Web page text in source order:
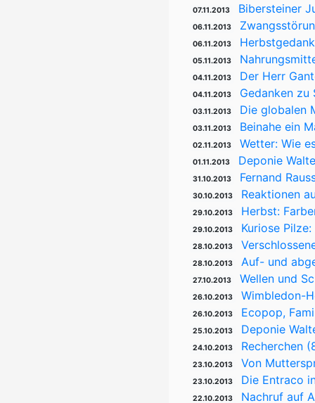
07.11.2013 Bibersteiner
06.11.2013
06.11.2013
05.11.2013
04.11.2013 Der Herr
04.11.2013 Gedanken zu
03.11.2013 Die globalen
03.11.2013 Beinahe ein
02.11.2013 Wetter: Wie
01.11.2013 Deponie
31.10.2013 Fernand
30.10.2013 Reaktionen
29.10.2013 Herbst:
29.10.2013 Kuriose
28.10.2013
28.10.2013 Auf- und
27.10.2013 Wellen und
26.10.2013 Wimbledon-
26.10.2013 Ecopop,
25.10.2013 Deponie
24.10.2013 Recherchen
23.10.2013 Von
23.10.2013 Die Entraco
22.10.2013 Nachruf auf